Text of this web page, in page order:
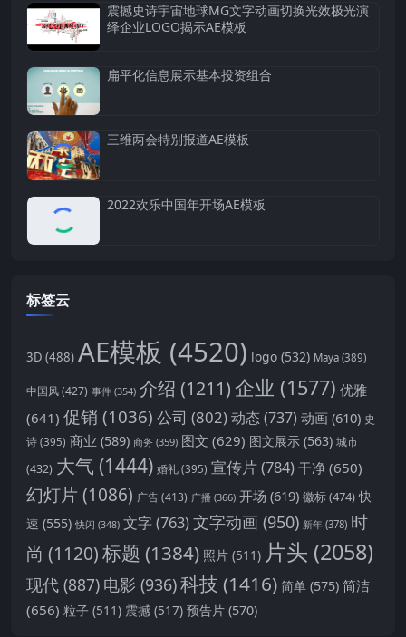
震撼史诗宇宙地球MG文字动画切换光效极光演
绎企业LOGO揭示AE模板
扁平化信息展示基本投资组合
三维两会特别报道AE模板
2022欢乐中国年开场AE模板
标签云
3D (488) AE模板 (4520) logo (532) Maya (389)
中国风(427) 事件 (354) 介绍 (1211)企业 (1577) 优雅
(641) 促销 (1036) 公司 (802)动态 (737) 动画 (610) 史
诗 (395) 商业 (589) 商务 (359) 图文 (629) 图文展示 (563) 城市
(432) 大气 (1444) 婚礼 (395) 宣传片(784) 干净 (650)
幻灯片 (1086) 广告(413) 广播 (366) 开场 (619) 徽标(474) 快
速 (555) 快闪 (348) 文字(763)文字动画 (950) 新年 (378) 时
尚 (1120)标题 (1384) 照片 (511) 片头 (2058)
现代 (887) 电影 (936)科技 (1416) 简单 (575) 简洁
(656) 粒子 (511) 震撼 (517) 预告片 (570)